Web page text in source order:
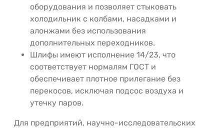
оборудования и позволяет стыковать
холодильник с колбами, насадками и
алонжами без использования
дополнительных переходников.
Шлифы имеют исполнение 14/23, что
соответствует нормалям ГОСТ и
обеспечивает плотное прилегание без
перекосов, исключая подсос воздуха и
утечку паров.
Для предприятий, научно-исследовательских